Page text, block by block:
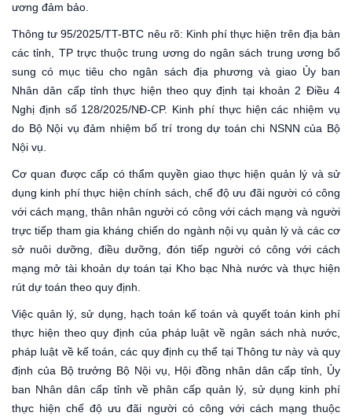
ương đảm bảo.
Thông tư 95/2025/TT-BTC nêu rõ: Kinh phí thực hiện trên địa bàn
các tỉnh, TP trực thuộc trung ương do ngân sách trung ương bổ
sung có mục tiêu cho ngân sách địa phương và giao Ủy ban
Nhân dân cấp tỉnh thực hiện theo quy định tại khoản 2 Điều 4
Nghị định số 128/2025/NĐ-CP. Kinh phí thực hiện các nhiệm vụ
do Bộ Nội vụ đảm nhiệm bố trí trong dự toán chi NSNN của Bộ
Nội vụ.
Cơ quan được cấp có thẩm quyền giao thực hiện quản lý và sử
dụng kinh phí thực hiện chính sách, chế độ ưu đãi người có công
với cách mạng, thân nhân người có công với cách mạng và người
trực tiếp tham gia kháng chiến do ngành nội vụ quản lý và các cơ
sở nuôi dưỡng, điều dưỡng, đón tiếp người có công với cách
mạng mở tài khoản dự toán tại Kho bạc Nhà nước và thực hiện
rút dự toán theo quy định.
Việc quản lý, sử dụng, hạch toán kế toán và quyết toán kinh phí
thực hiện theo quy định của pháp luật về ngân sách nhà nước,
pháp luật về kế toán, các quy định cụ thể tại Thông tư này và quy
định của Bộ trưởng Bộ Nội vụ, Hội đồng nhân dân cấp tỉnh, Ủy
ban Nhân dân cấp tỉnh về phân cấp quản lý, sử dụng kinh phí
thực hiện chế độ ưu đãi người có công với cách mạng thuộc